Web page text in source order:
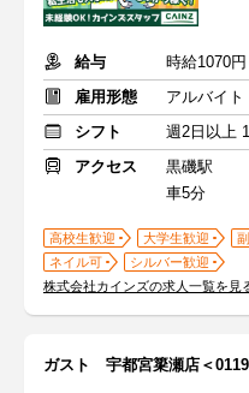
給与
時給1070
雇用形態
アルバイト
シフト
週2日以上
アクセス
黒磯駅
車5分
高校生歓迎 大学生歓迎
ネイル可
シルバー歓迎
株式会社カインズの求人一覧を見
ガスト 宇都宮簗瀬店＜